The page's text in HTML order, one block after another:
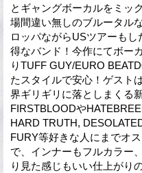
とギャングボーカルをミッ
場間違い無しのブルータル
ロッパながらUSツアーも
得なバンド！今作にてボー
りTUFF GUY/EURO
たスタイルで安心！ゲスト
界ギリギリに落としまくる
FIRSTBLOODや
HARD TRUTH,
FURY等好きな人にまでオ
で、インナーもフルカラー
り見た感じもいい仕上がり